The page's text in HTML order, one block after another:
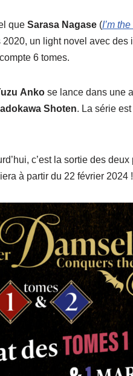
que Sarasa Nagase (I’m
un light novel avec des
6 tomes.
Anko se lance dans une
Shoten. La série
c’est la sortie des
à partir du 22 février 2024 !